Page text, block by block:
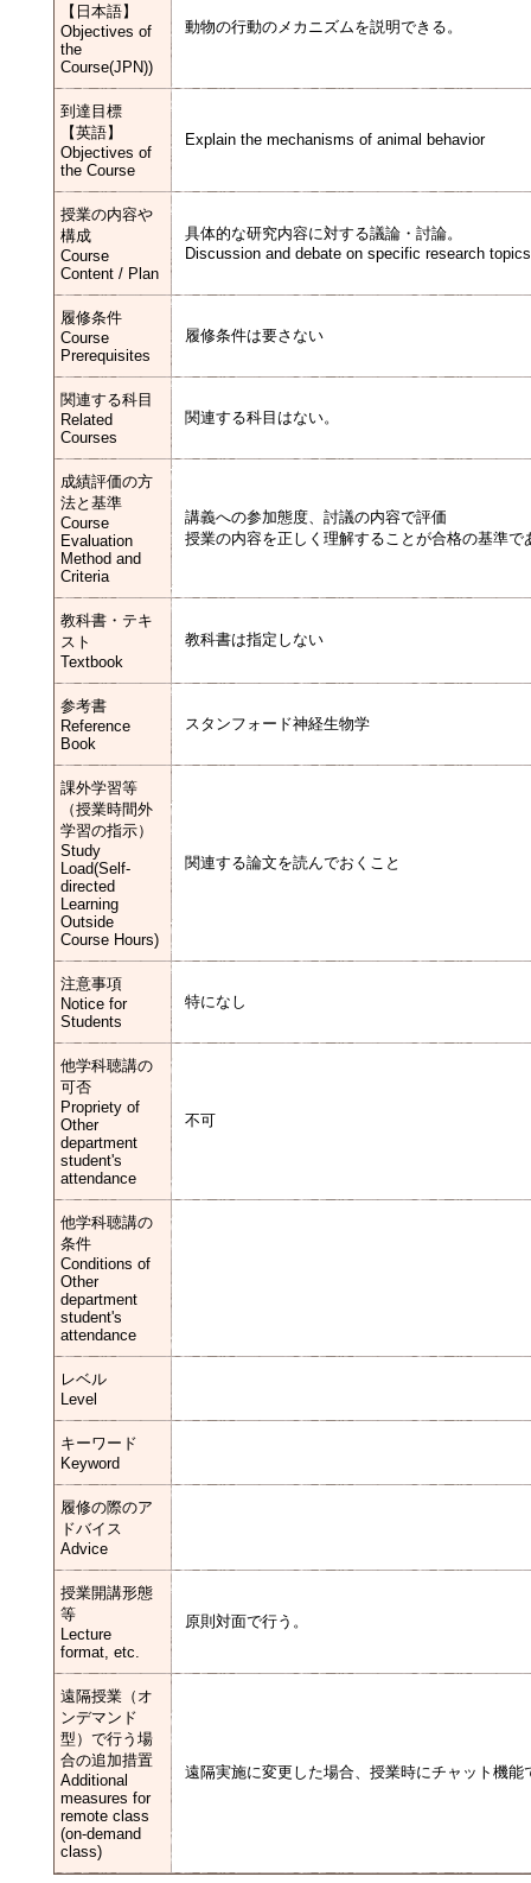
【日本語】
Objectives of
the
Course(JPN))
動物の行動のメカニズムを説明できる。
到達目標
【英語】
Objectives of
the Course
Explain the mechanisms of animal behavior
授業の内容や
構成
Course
Content / Plan
具体的な研究内容に対する議論・討論。
Discussion and debate on specific research
履修条件
Course
Prerequisites
履修条件は要さない
関連する科目
Related
Courses
関連する科目はない。
成績評価の方
法と基準
Course
Evaluation
Method and
Criteria
講義への参加態度、討議の内容で評価
授業の内容を正しく理解することが合格の基準で
教科書・テキ
スト
Textbook
教科書は指定しない
参考書
Reference
Book
スタンフォード神経生物学
課外学習等
（授業時間外
学習の指示）
Study
Load(Self-
directed
Learning
Outside
Course Hours)
関連する論文を読んでおくこと
注意事項
Notice for
Students
特になし
他学科聴講の
可否
Propriety of
Other
department
student's
attendance
不可
他学科聴講の
条件
Conditions of
Other
department
student's
attendance
レベル
Level
キーワード
Keyword
履修の際のア
ドバイス
Advice
授業開講形態
等
Lecture
format, etc.
原則対面で行う。
遠隔授業（オ
ンデマンド
型）で行う場
合の追加措置
Additional
measures for
remote class
(on-demand
class)
遠隔実施に変更した場合、授業時にチャット機